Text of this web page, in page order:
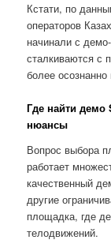
Кстати, по
операторов
начинали с
сталкиваются с
более
Где найти демо
нюансы
Вопрос выбора
работает
качественный
другие
площадка, где
телодвижений.